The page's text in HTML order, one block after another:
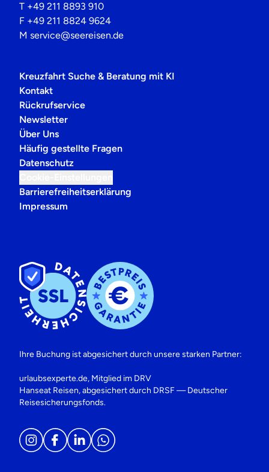
T +49 211 8893 910
F +49 211 8824 9624
M service@seereisen.de
Kreuzfahrt Suche & Beratung mit KI
Kontakt
Rückrufservice
Newsletter
Über Uns
Häufig gestellte Fragen
Datenschutz
Barrierefreiheitserklärung
Impressum
Ihre Buchung ist abgesichert durch unsere starken Partner:
urlaubsexperte.de, Mitglied im DRV
Hanseat Reisen, abgesichert durch DRSF — Deutscher
Reisesicherungsfonds.